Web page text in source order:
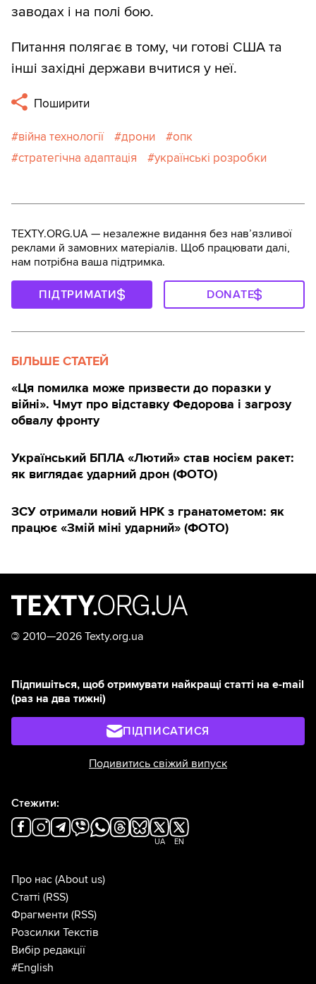
заводах і на полі бою.
Питання полягає в тому, чи готові США та
інші західні держави вчитися у неї.
Поширити
війна технології дрони
опк
стратегічна адаптація
українські розробки
TEXTY.ORG.UA — незалежне видання без навʼязливої
реклами й замовних матеріалів. Щоб працювати далі,
нам потрібна ваша підтримка.
ПІДТРИМАТИ DONATE
БІЛЬШЕ СТАТЕЙ
«Ця помилка може призвести до поразки у
війні». Чмут про відставку Федорова і загрозу
обвалу фронту
Український БПЛА «Лютий» став носієм ракет:
як виглядає ударний дрон (ФОТО)
ЗСУ отримали новий НРК з гранатометом: як
працює «Змій міні ударний» (ФОТО)
© 2010—2026 Texty.org.ua
Підпишіться, щоб отримувати найкращі статті на e-mail
(раз на два тижні)
ПІДПИСАТИСЯ
Подивитись свіжий випуск
Стежити:
UA EN
Про нас (About us)
Статті (RSS)
Фрагменти (RSS)
Розсилки Текстів
Вибір редакції
#English